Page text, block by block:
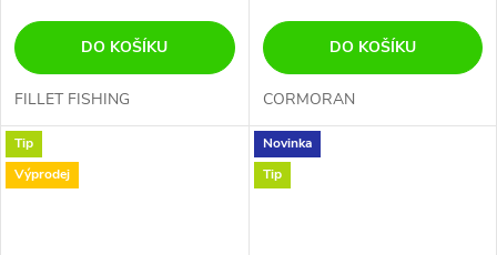
DO KOŠÍKU
FILLET FISHING
DO KOŠÍKU
CORMORAN
Tip
Výprodej
Novinka
Tip